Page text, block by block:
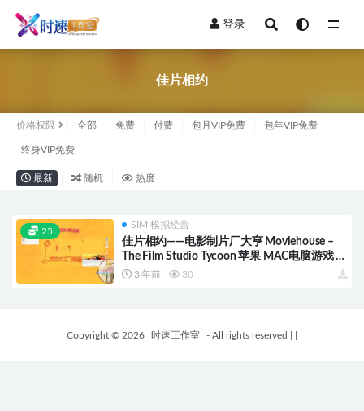
登录
佳片相约
价格权限 全部 免费 付费 包月VIP免费 包年VIP免费
终身VIP免费
最新 随机 热度
25
SIM 模拟经营
佳片相约——电影制片厂大亨 Moviehouse –
The Film Studio Tycoon 苹果 MAC电脑游戏 原
生中文版
3 年前 30
Copyright © 2026 时速工作室 - All rights reserved